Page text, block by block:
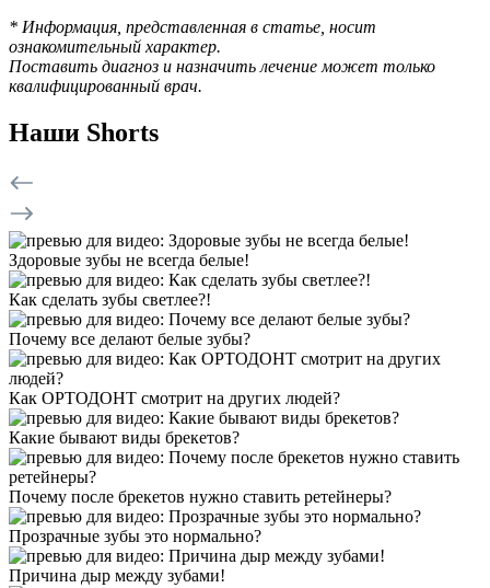
* Информация, представленная в статье, носит
ознакомительный характер.
Поставить диагноз и назначить лечение может только
квалифицированный врач.
Наши Shorts
Здоровые зубы не всегда белые!
Как сделать зубы светлее?!
Почему все делают белые зубы?
Как ОРТОДОНТ смотрит на других людей?
Какие бывают виды брекетов?
Почему после брекетов нужно ставить ретейнеры?
Прозрачные зубы это нормально?
Причина дыр между зубами!